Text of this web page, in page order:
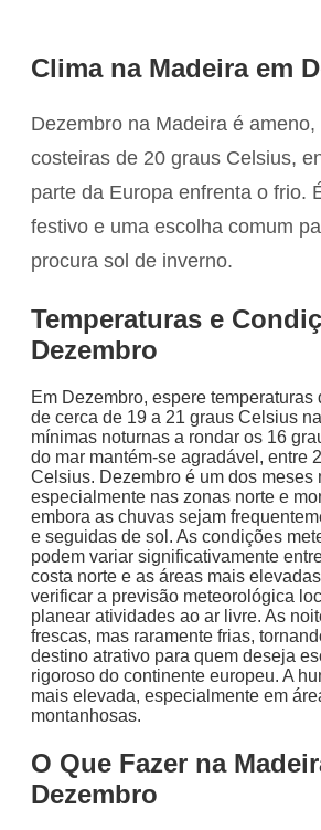
Clima na Madeira em
Dezembro na Madeira é
costeiras de 20 graus Celsius,
parte da Europa enfrenta o frio.
festivo e uma escolha comum
procura sol de inverno.
Temperaturas e
Dezembro
Em Dezembro, espere temperaturas
de cerca de 19 a 21 graus Celsius
mínimas noturnas a rondar os 16
do mar mantém-se agradável, entre
Celsius. Dezembro é um dos meses
especialmente nas zonas norte e
embora as chuvas sejam
e seguidas de sol. As condições
podem variar significativamente
costa norte e as áreas mais
verificar a previsão meteorológica
planear atividades ao ar livre. As
frescas, mas raramente frias,
destino atrativo para quem deseja
rigoroso do continente europeu. A
mais elevada, especialmente em
montanhosas.
O Que Fazer na
Dezembro